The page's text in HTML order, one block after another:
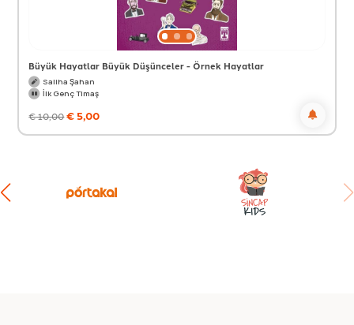
Büyük Hayatlar Büyük Düşünceler - Örnek Hayatlar
Saliha Şahan
İlk Genç Timaş
€10,00€ 5,00